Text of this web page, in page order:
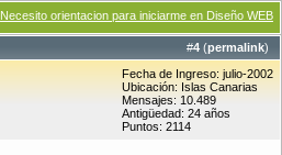
Necesito orientacion para iniciarme en Diseño WEB
#4 (permalink)
Fecha de Ingreso: julio-2002
Ubicación: Islas Canarias
Mensajes: 10.489
Antigüedad: 24 años
Puntos: 2114